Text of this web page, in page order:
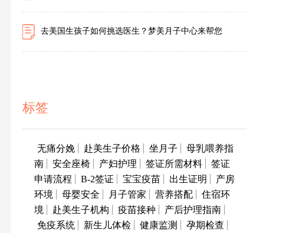
去美国生孩子如何挑选医生？梦美月子中心来帮您
标签
无痛分娩 赴美生子价格 坐月子
母乳喂养指
南
安全座椅 产妇护理 签证所需材料
签证
申请流程
B-2签证 宝宝疫苗 出生证明
产房
环境
母婴安全 月子管家 营养搭配
住宿环
境
赴美生子机构 疫苗接种
产后护理指南
免疫系统
新生儿体检 健康监测
孕期检查